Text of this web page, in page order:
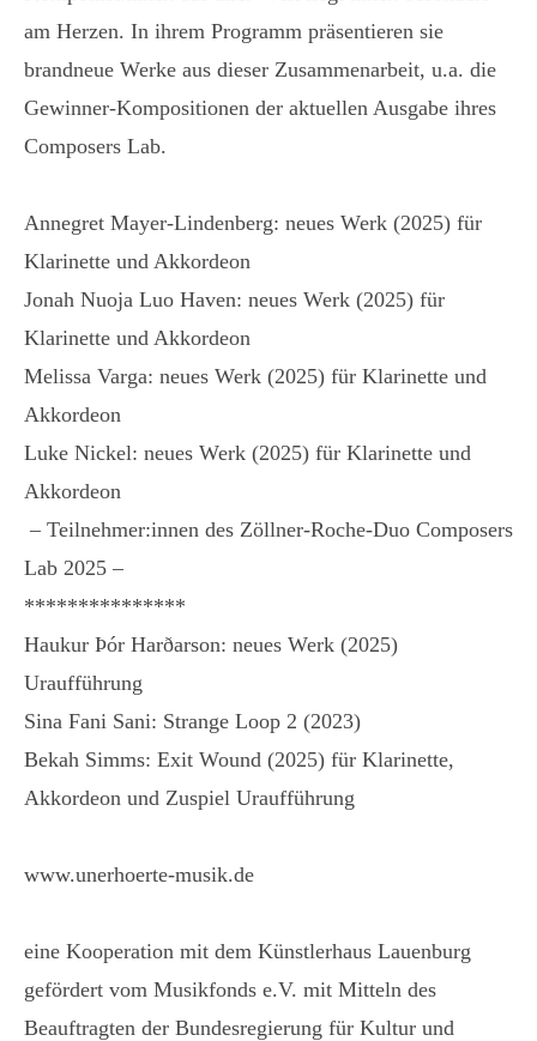
am Herzen. In ihrem Programm präsentieren sie
brandneue Werke aus dieser Zusammenarbeit, u.a. die
Gewinner-Kompositionen der aktuellen Ausgabe ihres
Composers Lab.
Annegret Mayer-Lindenberg: neues Werk (2025) für
Klarinette und Akkordeon
Jonah Nuoja Luo Haven: neues Werk (2025) für
Klarinette und Akkordeon
Melissa Varga: neues Werk (2025) für Klarinette und
Akkordeon
Luke Nickel: neues Werk (2025) für Klarinette und
Akkordeon
– Teilnehmer:innen des Zöllner-Roche-Duo Composers
Lab 2025 –
***************
Haukur Þór Harðarson: neues Werk (2025)
Uraufführung
Sina Fani Sani: Strange Loop 2 (2023)
Bekah Simms: Exit Wound (2025) für Klarinette,
Akkordeon und Zuspiel Uraufführung
www.unerhoerte-musik.de
eine Kooperation mit dem Künstlerhaus Lauenburg
gefördert vom Musikfonds e.V. mit Mitteln des
Beauftragten der Bundesregierung für Kultur und